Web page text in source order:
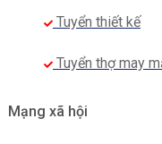
Tuyển thiết kế
Tuyển thợ may
Mạng xã hội